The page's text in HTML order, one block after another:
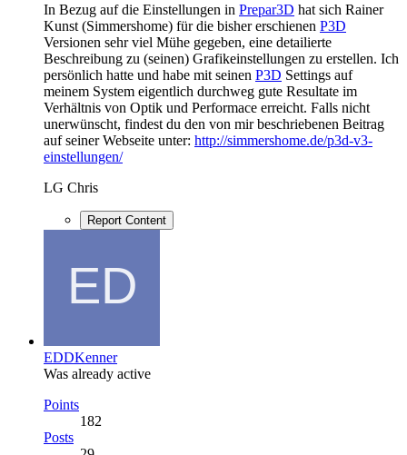
In Bezug auf die Einstellungen in Prepar3D hat sich Rainer
Kunst (Simmershome) für die bisher erschienen P3D
Versionen sehr viel Mühe gegeben, eine detailierte
Beschreibung zu (seinen) Grafikeinstellungen zu erstellen. Ich
persönlich hatte und habe mit seinen P3D Settings auf
meinem System eigentlich durchweg gute Resultate im
Verhältnis von Optik und Performace erreicht. Falls nicht
unerwünscht, findest du den von mir beschriebenen Beitrag
auf seiner Webseite unter: http://simmershome.de/p3d-v3-
einstellungen/
LG Chris
Report Content
EDDKenner
Was already active
Points
182
Posts